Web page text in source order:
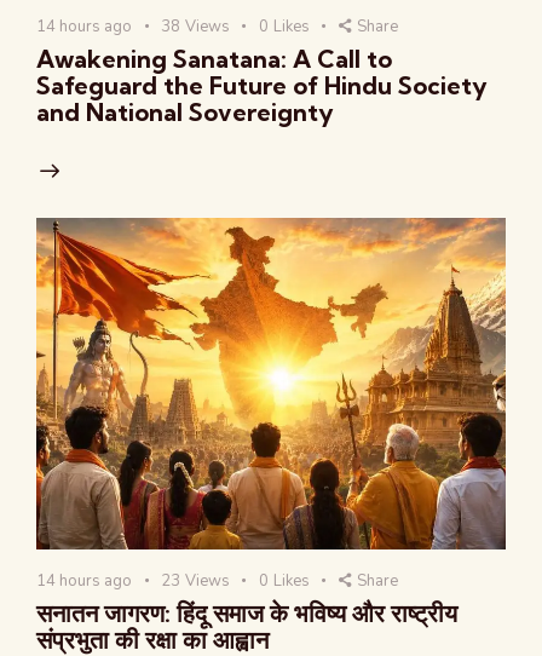
14 hours ago 38 Views 0 Likes Share
Awakening Sanatana: A Call to
Safeguard the Future of Hindu Society
and National Sovereignty
14 hours ago 23 Views 0 Likes Share
सनातन जागरण: हिंदू समाज के भविष्य और राष्ट्रीय
संप्रभुता की रक्षा का आह्वान